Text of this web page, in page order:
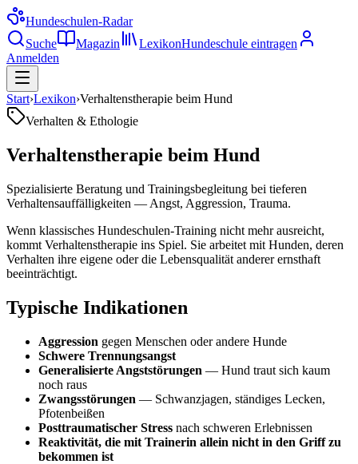
Hundeschulen-Radar
Suche
Magazin LexikonHundeschule eintragen
Anmelden
Start›Lexikon›Verhaltenstherapie beim Hund
Verhalten & Ethologie
Verhaltenstherapie beim Hund
Spezialisierte Beratung und Trainingsbegleitung bei tieferen
Verhaltensauffälligkeiten — Angst, Aggression, Trauma.
Wenn klassisches Hundeschulen-Training nicht mehr ausreicht,
kommt Verhaltenstherapie ins Spiel. Sie arbeitet mit Hunden, deren
Verhalten ihre eigene oder die Lebensqualität anderer ernsthaft
beeinträchtigt.
Typische Indikationen
Aggression gegen Menschen oder andere Hunde
Schwere Trennungsangst
Generalisierte Angststörungen — Hund traut sich kaum
noch raus
Zwangsstörungen — Schwanzjagen, ständiges Lecken,
Pfotenbeißen
Posttraumatischer Stress nach schweren Erlebnissen
Reaktivität, die mit Trainerin allein nicht in den Griff zu
bekommen ist